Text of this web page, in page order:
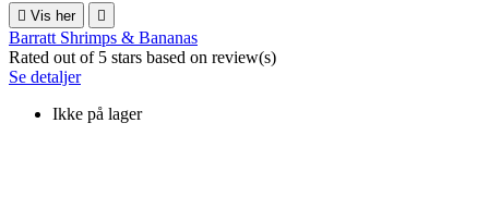
 Vis her 
Barratt Shrimps & Bananas
Rated out of 5 stars based on review(s)
Se detaljer
Ikke på lager